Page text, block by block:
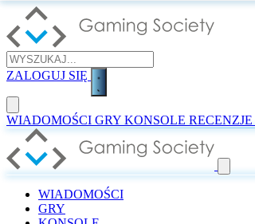
ZALOGUJ SIĘ
WIADOMOŚCI GRY KONSOLE RECENZJE
WIADOMOŚCI
GRY